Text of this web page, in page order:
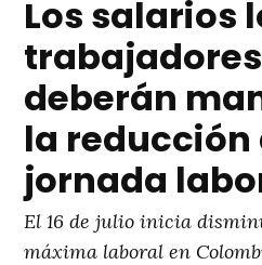
Los salarios
deberán
la reducción
jornada
El 16 de julio inicia
máxima laboral en